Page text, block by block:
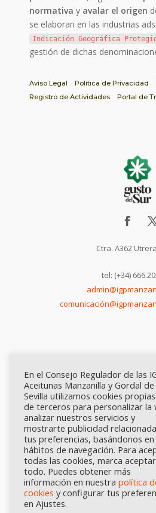
normativa y avalar el origen
se elaboran en las industrias
Indicación Geográfica
gestión de dichas
Aviso Legal Política de Privacidad
Registro de Actividades
Portal de
Ctra. A362
tel: (+34)
Calidad certificada por Origen.
En el Consejo Regulador de las
Aceitunas Manzanilla y Gordal de
Sevilla utilizamos cookies
de terceros para personalizar la
analizar nuestros servicios y
mostrarte publicidad
tus preferencias, basándonos
hábitos de navegación. Para
todas las cookies, marca aceptar
todo. Puedes obtener más
información en nuestra política
cookies y configurar tus
en Ajustes.